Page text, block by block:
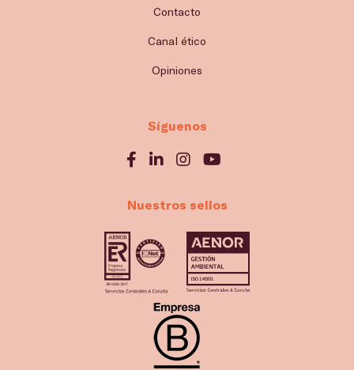
Contacto
Canal ético
Opiniones
Síguenos
Nuestros sellos